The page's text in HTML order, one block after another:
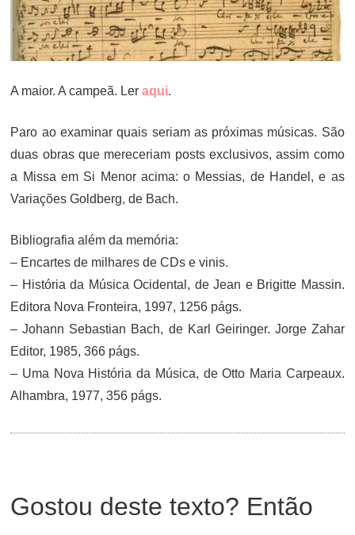
A maior. A campeã. Leraqui.
Paro ao examinar quais seriam as próximas músicas. São
duas obras que mereceriam posts exclusivos, assim como
a Missa em Si Menor acima: o Messias, de Handel, e as
Variações Goldberg, de Bach.
Bibliografia além da memória:
– Encartes de milhares de CDs e vinis.
– História da Música Ocidental, de Jean e Brigitte Massin.
Editora Nova Fronteira, 1997, 1256 págs.
– Johann Sebastian Bach, de Karl Geiringer. Jorge Zahar
Editor, 1985, 366 págs.
– Uma Nova História da Música, de Otto Maria Carpeaux.
Alhambra, 1977, 356 págs.
Gostou deste texto? Então